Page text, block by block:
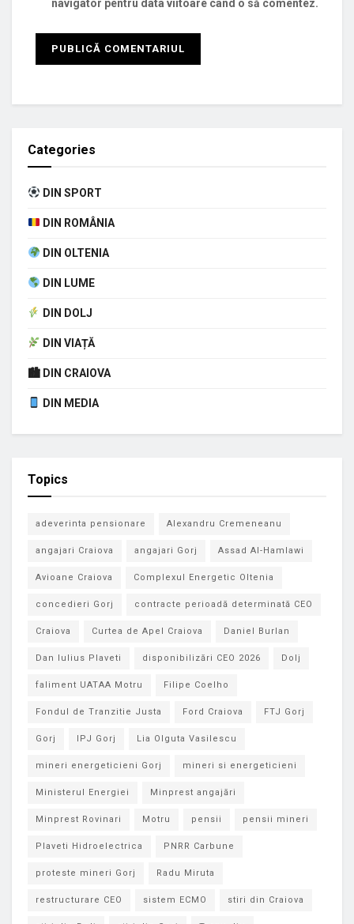
navigator pentru data viitoare când o să comentez.
Categories
DIN SPORT
DIN ROMÂNIA
DIN OLTENIA
DIN LUME
DIN DOLJ
DIN VIAȚĂ
🏙 DIN CRAIOVA
DIN MEDIA
Topics
adeverinta pensionare Alexandru Cremeneanu
angajari Craiova angajari Gorj Assad Al-Hamlawi
Avioane Craiova Complexul Energetic Oltenia
concedieri Gorj contracte perioadă determinată CEO
Craiova Curtea de Apel Craiova Daniel Burlan
Dan Iulius Plaveti disponibilizări CEO 2026 Dolj
faliment UATAA Motru Filipe Coelho
Fondul de Tranzitie Justa Ford Craiova FTJ Gorj
Gorj IPJ Gorj Lia Olguta Vasilescu
mineri energeticieni Gorj mineri si energeticieni
Ministerul Energiei Minprest angajări
Minprest Rovinari Motru pensii pensii mineri
Plaveti Hidroelectrica PNRR Carbune
proteste mineri Gorj Radu Miruta
restructurare CEO sistem ECMO stiri din Craiova